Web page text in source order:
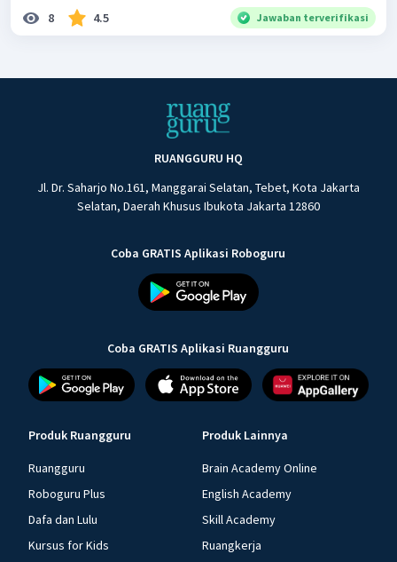
8 4.5 Jawaban terverifikasi
RUANGGURU HQ
Jl. Dr. Saharjo No.161, Manggarai Selatan, Tebet, Kota Jakarta
Selatan, Daerah Khusus Ibukota Jakarta 12860
Coba GRATIS Aplikasi Roboguru
Coba GRATIS Aplikasi Ruangguru
Produk Ruangguru
Ruangguru
Roboguru Plus
Dafa dan Lulu
Kursus for Kids
Produk Lainnya
Brain Academy Online
English Academy
Skill Academy
Ruangkerja